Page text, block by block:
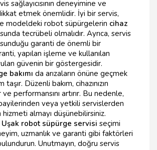
sağlayıcısının deneyimine ve
etmek önemlidir. İyi bir servis,
modeldeki robot süpürgelerin cihaz
tecrübeli olmalıdır. Ayrıca, servis
sunduğu garanti de önemli bir
yapılan işleme ve kullanılan
güvenin bir göstergesidir.
bakımı da arızaların önüne geçmek
Düzenli bakım, cihazınızın
performansını artırır. Bu nedenle,
veya yetkili servislerden
hizmeti almayı düşünebilirsiniz.
Uşak robot süpürge servisi seçimi
uzmanlık ve garanti gibi faktörleri
Unutmayın, doğru servis